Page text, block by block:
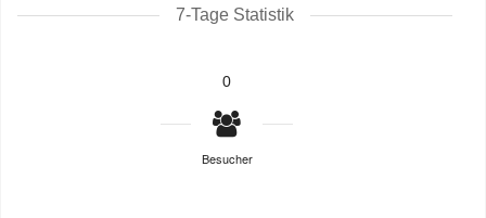
7-Tage Statistik
0
Besucher